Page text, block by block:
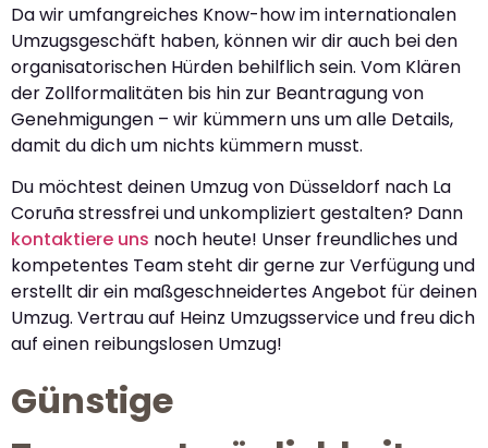
Da wir umfangreiches Know-how im internationalen
Umzugsgeschäft haben, können wir dir auch bei den
organisatorischen Hürden behilflich sein. Vom Klären
der Zollformalitäten bis hin zur Beantragung von
Genehmigungen – wir kümmern uns um alle Details,
damit du dich um nichts kümmern musst.
Du möchtest deinen Umzug von Düsseldorf nach La
Coruña stressfrei und unkompliziert gestalten? Dann
kontaktiere uns noch heute! Unser freundliches und
kompetentes Team steht dir gerne zur Verfügung und
erstellt dir ein maßgeschneidertes Angebot für deinen
Umzug. Vertrau auf Heinz Umzugsservice und freu dich
auf einen reibungslosen Umzug!
Günstige